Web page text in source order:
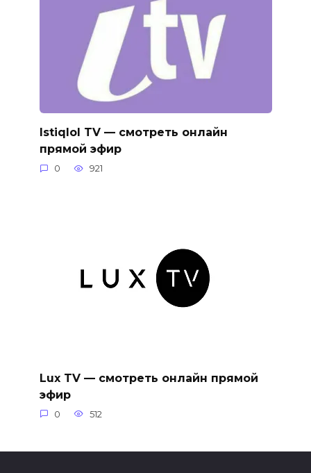
Istiqlol TV — смотреть онлайн
прямой эфир
0 921
Lux TV — смотреть онлайн прямой
эфир
0 512